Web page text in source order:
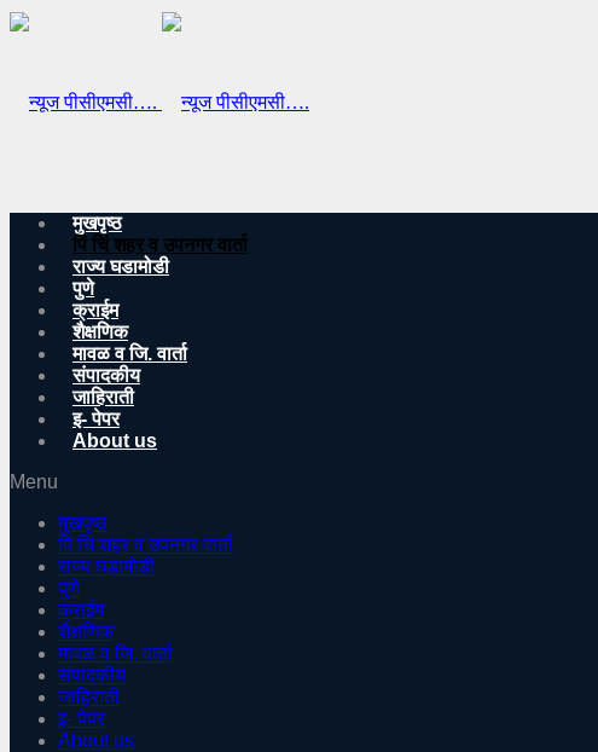
मुखपृष्ठ
पिं चिं शहर व उपनगर वार्ता
राज्य घडामोडी
पुणे
क्राईम
शैक्षणिक
मावळ व जि. वार्ता
संपादकीय
जाहिराती
इ- पेपर
About us
Menu
मुखपृष्ठ
पिं चिं शहर व उपनगर वार्ता
राज्य घडामोडी
पुणे
क्राईम
शैक्षणिक
मावळ व जि. वार्ता
संपादकीय
जाहिराती
इ- पेपर
About us